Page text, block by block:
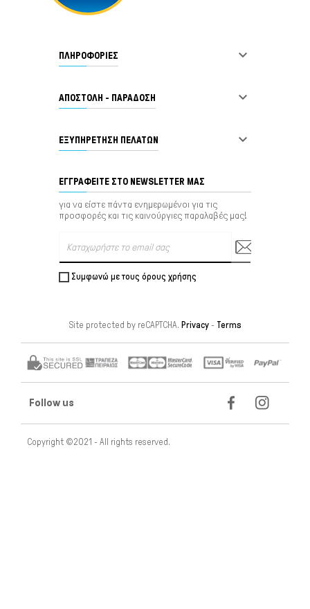
ΠΛΗΡΟΦΟΡΙΕΣ 
ΑΠΟΣΤΟΛΗ - ΠΑΡΑΔΟΣΗ 
ΕΞΥΠΗΡΈΤΗΣΗ ΠΕΛΑΤΏΝ 
ΕΓΓΡΑΦΕΊΤΕ ΣΤΟ NEWSLETTER ΜΑΣ
για να είστε πάντα ενημερωμένοι για τις
προσφορές και τις καινούργιες παραλαβές μας!
Συμφωνώ με τους όρους χρήσης
Site protected by reCAPTCHA. Privacy- Terms
Follow us
Copyright ©2021 - All rights reserved.